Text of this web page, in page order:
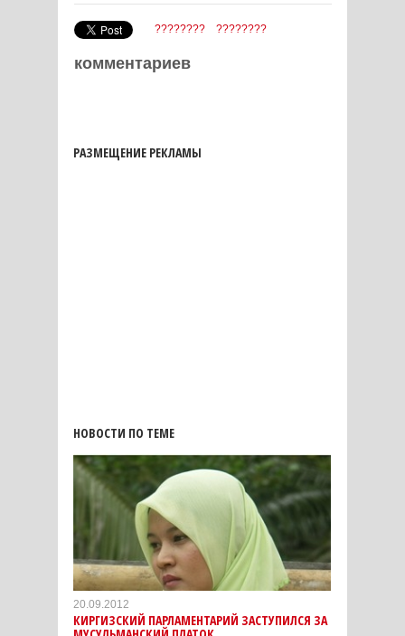
???????? ????????
комментариев
РАЗМЕЩЕНИЕ РЕКЛАМЫ
НОВОСТИ ПО ТЕМЕ
20.09.2012
КИРГИЗСКИЙ ПАРЛАМЕНТАРИЙ ЗАСТУПИЛСЯ ЗА